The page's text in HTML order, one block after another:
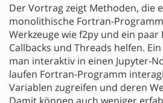
Der Vortrag zeigt Methoden, die
monolithische Fortran-
Werkzeuge wie f2py und ein paar
Callbacks und Threads helfen.
man interaktiv in einen Jupyter-
laufen Fortran-Programm
Variablen zugreifen und deren